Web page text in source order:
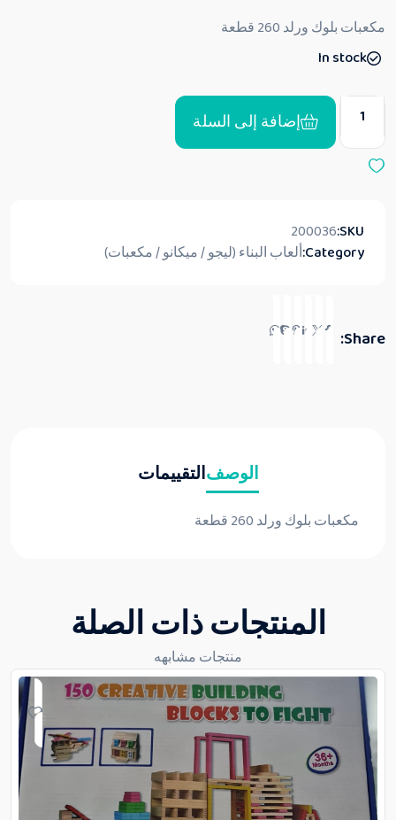
ي
م
ن
مكعبات بلوك ورلد 260 قطعة
In stock
إضافة إلى السلة
SKU:
200036
Category:ألعاب البناء (ليجو / ميكانو / مكعبات)
Share:
الوصفالتقييمات
مكعبات بلوك ورلد 260 قطعة
المنتجات ذات الصلة
منتجات مشابهه